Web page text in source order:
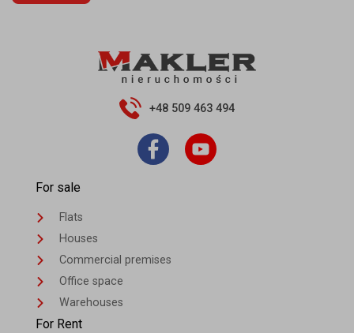
+48 509 463 494
For sale
Flats
Houses
Commercial premises
Office space
Warehouses
For Rent